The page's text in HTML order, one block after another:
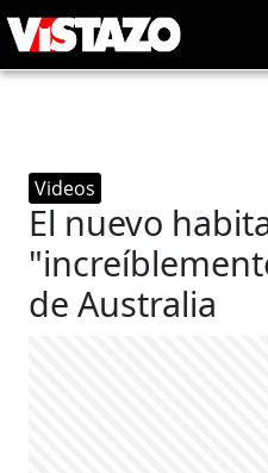
Videos
El nuevo
de Australia